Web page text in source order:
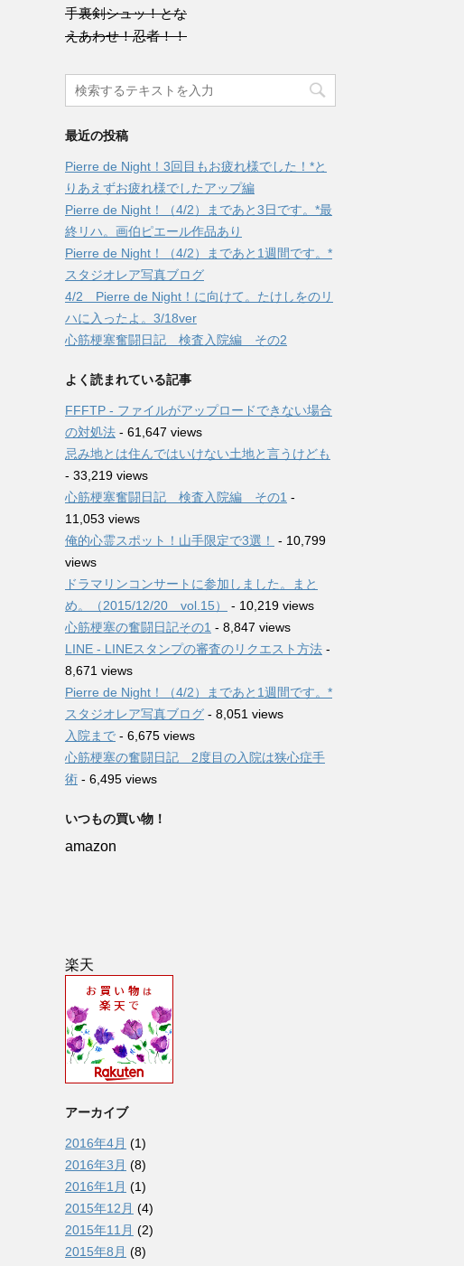
手裏剣シュッ！とな
えあわせ！忍者！！
最近の投稿
Pierre de Night！3回目もお疲れ様でした！*と
りあえずお疲れ様でしたアップ編
Pierre de Night！（4/2）まであと3日です。*最
終リハ。画伯ピエール作品あり
Pierre de Night！（4/2）まであと1週間です。*
スタジオレア写真ブログ
4/2 Pierre de Night！に向けて。たけしをのリ
ハに入ったよ。3/18ver
心筋梗塞奮闘日記 検査入院編 その2
よく読まれている記事
FFFTP - ファイルがアップロードできない場合
の対処法 - 61,647 views
忌み地とは住んではいけない土地と言うけども
- 33,219 views
心筋梗塞奮闘日記 検査入院編 その1 -
11,053 views
俺的心霊スポット！山手限定で3選！
- 10,799
views
ドラマリンコンサートに参加しました。まと
め。（2015/12/20 vol.15）
- 10,219 views
心筋梗塞の奮闘日記その1 - 8,847 views
LINE - LINEスタンプの審査のリクエスト方法 -
8,671 views
Pierre de Night！（4/2）まであと1週間です。*
スタジオレア写真ブログ - 8,051 views
入院まで - 6,675 views
心筋梗塞の奮闘日記 2度目の入院は狭心症手
術 - 6,495 views
いつもの買い物！
amazon
楽天
アーカイブ
2016年4月 (1)
2016年3月 (8)
2016年1月 (1)
2015年12月 (4)
2015年11月 (2)
2015年8月 (8)